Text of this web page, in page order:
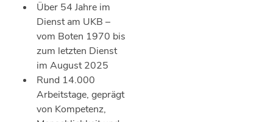
Über 54 Jahre im
Dienst am UKB –
vom Boten 1970 bis
zum letzten Dienst
im August 2025
Rund 14.000
Arbeitstage, geprägt
von Kompetenz,